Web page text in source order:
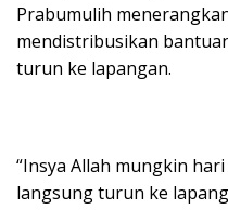
Prabumulih
mendistribusikan
turun ke lapangan.
“Insya Allah mungkin
langsung turun ke